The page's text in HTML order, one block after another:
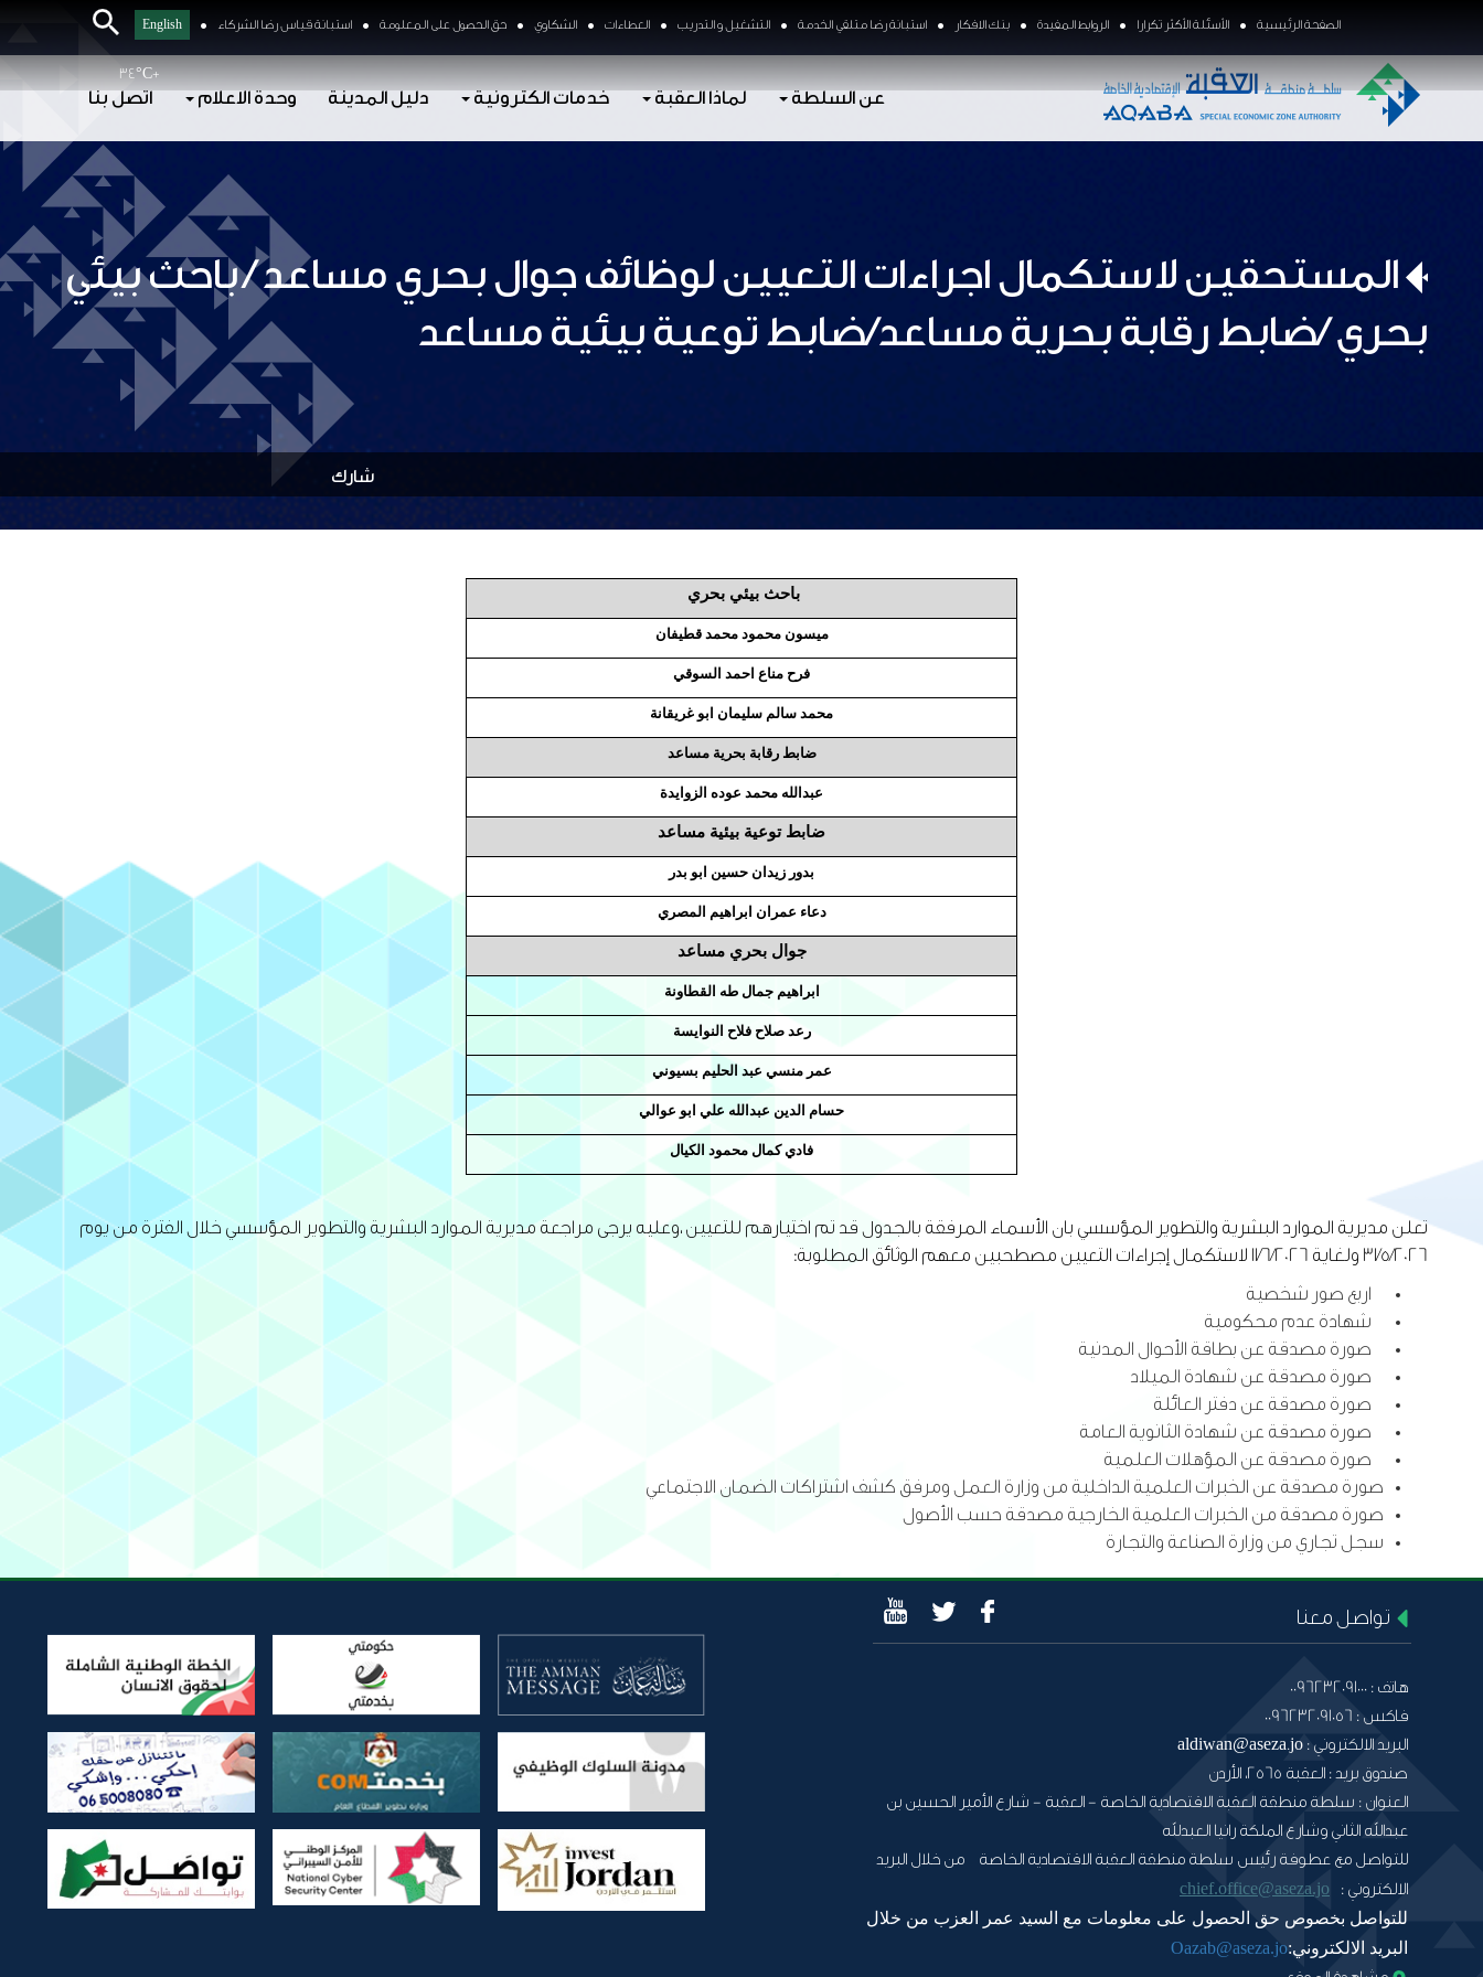
الصفحة الرئيسية الأسئلة الأكثر تكرارا الروابط المفيدة بنك الافكار استبانة رضا متلقي الخدمة التشغيل و التدريب العطاءات الشكاوي حق الحصول على المعلومة استبانة قياس رضا الشركاء English
+
34°C
عن السلطة لماذا العقبة خدمات الكترونية دليل المدينة وحدة الاعلام اتصل بنا
المستحقين لاستكمال اجراءات التعيين لوظائف جوال بحري مساعد / باحث بيئي
بحري /ضابط رقابة بحرية مساعد/ضابط توعية بيئية مساعد
شارك
باحث بيئي بحري
ميسون محمود محمد قطيفان
فرح مناع احمد السوقي
محمد سالم سليمان ابو غريقانة
ضابط رقابة بحرية مساعد
عبدالله محمد عوده الزوايدة
ضابط توعية بيئية مساعد
بدور زيدان حسين ابو بدر
دعاء عمران ابراهيم المصري
جوال بحري مساعد
ابراهيم جمال طه القطاونة
رعد صلاح فلاح النوايسة
عمر منسي عبد الحليم بسيوني
حسام الدين عبدالله علي ابو عوالي
فادي كمال محمود الكيال
تعلن مديرية الموارد البشرية والتطوير المؤسسي بان الأسماء المرفقة بالجدول قد تم اختيارهم للتعيين ،وعليه يرجى مراجعة مديرية الموارد البشرية والتطوير المؤسسي خلال الفترة من يوم
31/5/2026 ولغاية 11/6/2026 لاستكمال إجراءات التعيين مصطحبين معهم الوثائق المطلوبة:
اربع صور شخصية
شهادة عدم محكومية
صورة مصدقة عن بطاقة الأحوال المدنية
صورة مصدقة عن شهادة الميلاد
صورة مصدقة عن دفتر العائلة
صورة مصدقة عن شهادة الثانوية العامة
صورة مصدقة عن المؤهلات العلمية
صورة مصدقة عن الخبرات العلمية الداخلية من وزارة العمل ومرفق كشف اشتراكات الضمان الاجتماعي
صورة مصدقة من الخبرات العلمية الخارجية مصدقة حسب الأصول
سجل تجاري من وزارة الصناعة والتجارة
تواصل معنا
هاتف : 0096232091000
فاكس : 0096232091056
البريد الالكتروني : aldiwan@aseza.jo
صندوق بريد : العقبة 2565، الأردن
العنوان : سلطة منطقة العقبة الاقتصادية الخاصة - العقبة - شارع الأمير الحسين بن
عبدالله الثاني وشارع الملكة رانيا العبدلله
للتواصل مع عطوفة رئيس سلطة منطقة العقبة الاقتصادية الخاصة من خلال البريد
الالكتروني : chief.office@aseza.jo
للتواصل بخصوص حق الحصول على معلومات مع السيد عمر العزب من خلال
البريد الالكتروني:Oazab@aseza.jo